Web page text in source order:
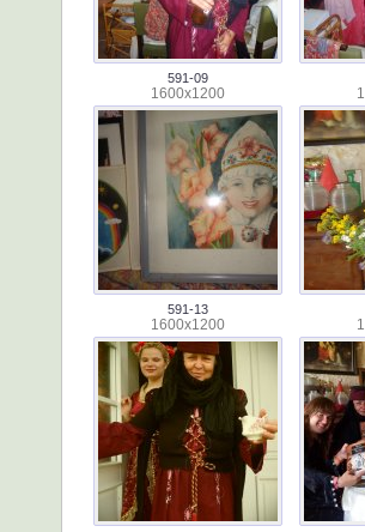
591-09
1600x1200
591-13
1600x1200